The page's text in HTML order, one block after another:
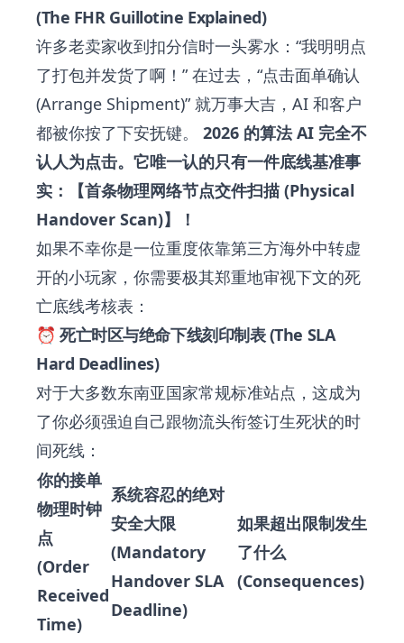
(The FHR Guillotine Explained)
许多老卖家收到扣分信时一头雾水：“我明明点
了打包并发货了啊！” 在过去，“点击面单确认
(Arrange Shipment)” 就万事大吉，AI 和客户
都被你按了下安抚键。 2026 的算法 AI 完全不
认人为点击。它唯一认的只有一件底线基准事
实：【首条物理网络节点交件扫描 (Physical
Handover Scan)】！
如果不幸你是一位重度依靠第三方海外中转虚
开的小玩家，你需要极其郑重地审视下文的死
亡底线考核表：
⏰ 死亡时区与绝命下线刻印制表 (The SLA
Hard Deadlines)
对于大多数东南亚国家常规标准站点，这成为
了你必须强迫自己跟物流头衔签订生死状的时
间死线：
你的接单
物理时钟
点
(Order
Received
Time)
系统容忍的绝对
安全大限
(Mandatory
Handover SLA
Deadline)
如果超出限制发生
了什么
(Consequences)